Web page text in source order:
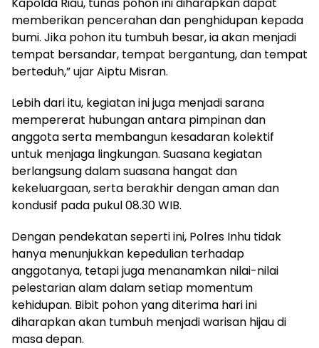
memberikan pencerahan dan penghidupan kepada
bumi. Jika pohon itu tumbuh besar, ia akan menjadi
tempat bersandar, tempat bergantung, dan tempat
berteduh,” ujar Aiptu Misran.
Lebih dari itu, kegiatan ini juga menjadi sarana
mempererat hubungan antara pimpinan dan
anggota serta membangun kesadaran kolektif
untuk menjaga lingkungan. Suasana kegiatan
berlangsung dalam suasana hangat dan
kekeluargaan, serta berakhir dengan aman dan
kondusif pada pukul 08.30 WIB.
Dengan pendekatan seperti ini, Polres Inhu tidak
hanya menunjukkan kepedulian terhadap
anggotanya, tetapi juga menanamkan nilai-nilai
pelestarian alam dalam setiap momentum
kehidupan. Bibit pohon yang diterima hari ini
diharapkan akan tumbuh menjadi warisan hijau di
masa depan.